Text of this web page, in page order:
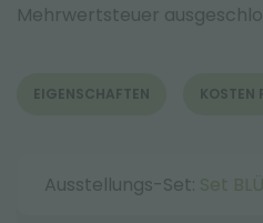
Mehrwertsteuer
EIGENSCHAFTEN KOSTEN
Ausstellungs-Set: Set